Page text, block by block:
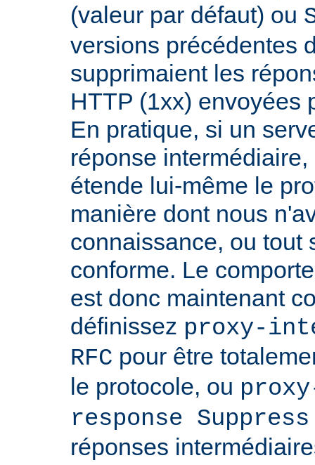
(valeur par défaut) ou
versions précédentes
supprimaient les
HTTP (1xx) envoyées
En pratique, si un
réponse
étende lui-même le
manière dont nous
connaissance, ou tout
conforme. Le
est donc maintenant
définissez proxy-
RFC pour être
le protocole, ou
response Suppress
réponses